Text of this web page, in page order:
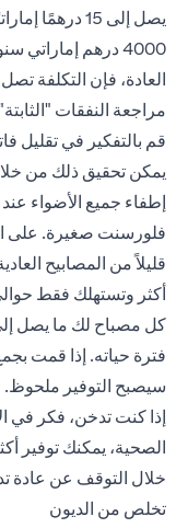
يصل إلى 15
4000 درهم
العادة، فإن التكلفة تصل إلى أكثر من
مراجعة النفقات
قم بالتفكير في تقليل
يمكن تحقيق ذلك من
إطفاء جميع الأضواء
فلورسنت صغيرة. على
قليلاً من المصابيح
فترة حياته. إذا قمت
سيصبح التوفير ملحوظ.
إذا كنت تدخن، فكر في
خلال التوقف عن عادة
تخلص من الديون